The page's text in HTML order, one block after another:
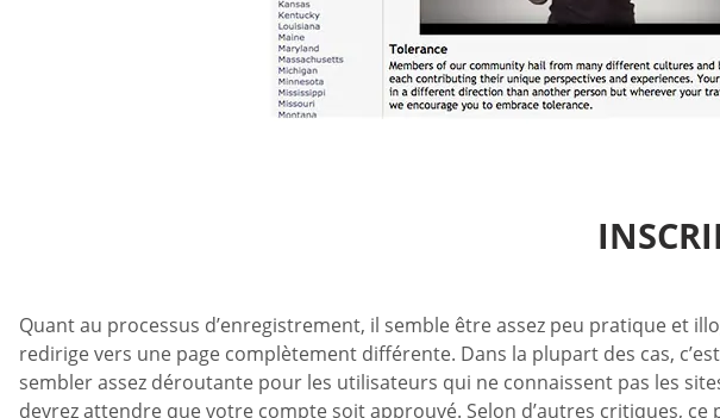
Quant au processus d’enregistrement, il semble être assez peu pratique et
redirige vers une page complètement différente. Dans la plupart des cas,
sembler assez déroutante pour les utilisateurs qui ne connaissent pas les
devrez attendre que votre compte soit approuvé. Selon d’autres critiques,